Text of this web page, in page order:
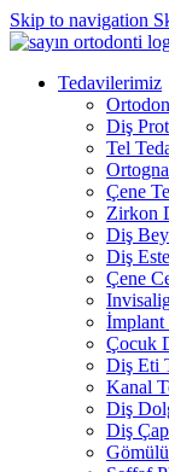
Skip to navigation
Tedavilerimiz
Diş
Tel
Çene
Zirkon
Diş
Diş
Çene
İmplant
Çocuk
Diş Eti
Kanal
Diş
Diş